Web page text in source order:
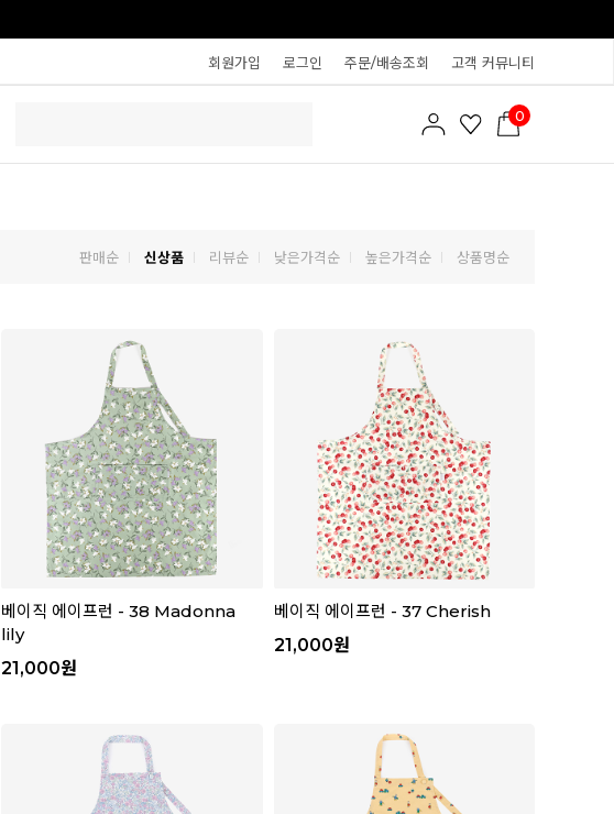
회원가입 로그인 주문/배송조회 고객 커뮤니티
0
판매순 신상품 리뷰순 낮은가격순 높은가격순 상품명순
베이직 에이프런 - 38 Madonna
lily
21,000원
베이직 에이프런 - 37 Cherish
21,000원